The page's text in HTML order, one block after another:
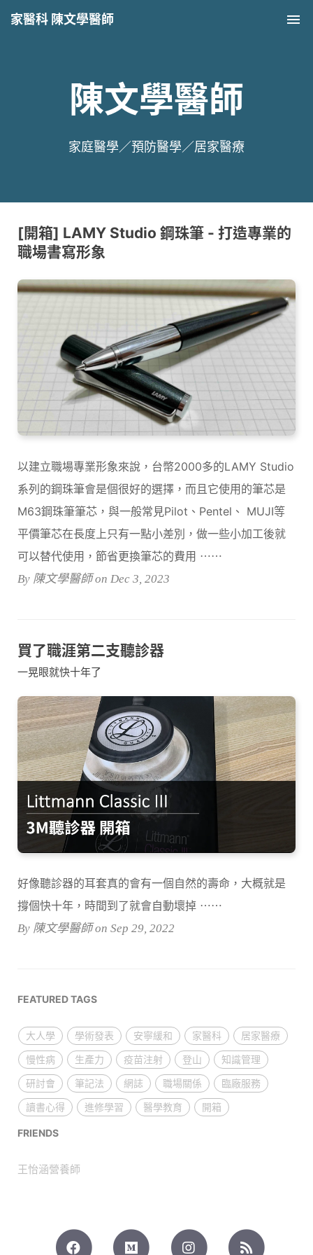
家醫科 陳文學醫師
陳文學醫師
家庭醫學／預防醫學／居家醫療
[開箱] LAMY Studio 鋼珠筆 - 打造專業的
職場書寫形象
以建立職場專業形象來說，台幣2000多的LAMY Studio
系列的鋼珠筆會是個很好的選擇，而且它使用的筆芯是
M63鋼珠筆筆芯，與一般常見Pilot、Pentel、 MUJI等
平價筆芯在長度上只有一點小差別，做一些小加工後就
可以替代使用，節省更換筆芯的費用 ⋯⋯
By 陳文學醫師 on Dec 3, 2023
買了職涯第二支聽診器
一晃眼就快十年了
好像聽診器的耳套真的會有一個自然的壽命，大概就是
撐個快十年，時間到了就會自動壞掉 ⋯⋯
By 陳文學醫師 on Sep 29, 2022
FEATURED TAGS
大人學 學術發表 安寧緩和 家醫科
居家醫療
慢性病
生產力 疫苗注射 登山
知識管理
研討會
筆記法 網誌 職場關係
臨廠服務
讀書心得
進修學習 醫學教育 開箱
FRIENDS
王怡涵營養師